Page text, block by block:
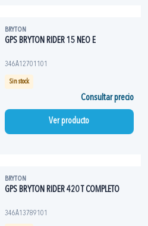
BRYTON
GPS BRYTON RIDER 15 NEO E
346A12701101
Sin stock
Consultar precio
Ver producto
BRYTON
GPS BRYTON RIDER 420 T COMPLETO
346A13789101